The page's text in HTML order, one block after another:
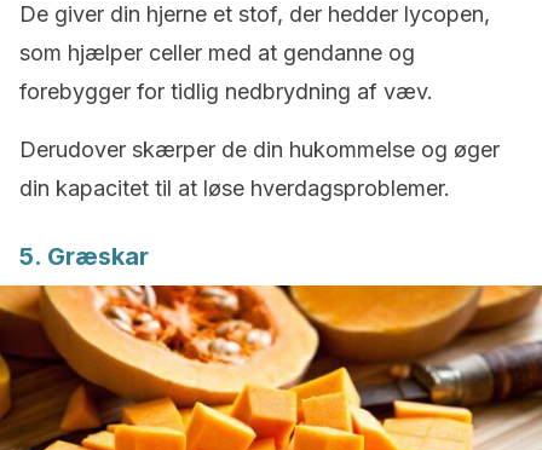
De giver din hjerne et stof, der hedder lycopen,
som hjælper celler med at gendanne og
forebygger for tidlig nedbrydning af væv.
Derudover skærper de din hukommelse og øger
din kapacitet til at løse hverdagsproblemer.
5. Græskar